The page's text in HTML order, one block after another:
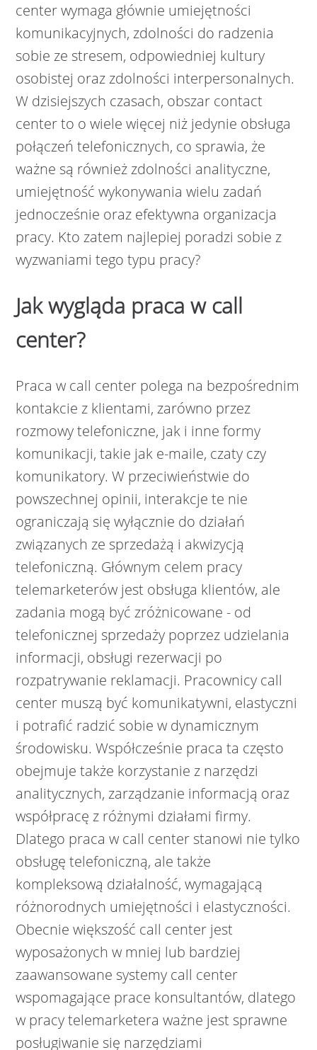
center wymaga głównie umiejętności
komunikacyjnych, zdolności do radzenia
sobie ze stresem, odpowiedniej kultury
osobistej oraz zdolności interpersonalnych.
W dzisiejszych czasach, obszar contact
center to o wiele więcej niż jedynie obsługa
połączeń telefonicznych, co sprawia, że
ważne są również zdolności analityczne,
umiejętność wykonywania wielu zadań
jednocześnie oraz efektywna organizacja
pracy. Kto zatem najlepiej poradzi sobie z
wyzwaniami tego typu pracy?
Jak wygląda praca w call
center?
Praca w call center polega na bezpośrednim
kontakcie z klientami, zarówno przez
rozmowy telefoniczne, jak i inne formy
komunikacji, takie jak e-maile, czaty czy
komunikatory. W przeciwieństwie do
powszechnej opinii, interakcje te nie
ograniczają się wyłącznie do działań
związanych ze sprzedażą i akwizycją
telefoniczną. Głównym celem pracy
telemarketerów jest obsługa klientów, ale
zadania mogą być zróżnicowane - od
telefonicznej sprzedaży poprzez udzielania
informacji, obsługi rezerwacji po
rozpatrywanie reklamacji. Pracownicy call
center muszą być komunikatywni, elastyczni
i potrafić radzić sobie w dynamicznym
środowisku. Współcześnie praca ta często
obejmuje także korzystanie z narzędzi
analitycznych, zarządzanie informacją oraz
współpracę z różnymi działami firmy.
Dlatego praca w call center stanowi nie tylko
obsługę telefoniczną, ale także
kompleksową działalność, wymagającą
różnorodnych umiejętności i elastyczności.
Obecnie większość call center jest
wyposażonych w mniej lub bardziej
zaawansowane systemy call center
wspomagające prace konsultantów, dlatego
w pracy telemarketera ważne jest sprawne
posługiwanie się narzędziami